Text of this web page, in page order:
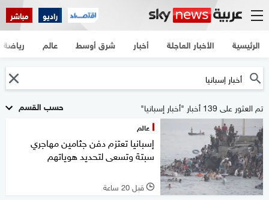
راديو مباشر
الرئيسية الأخبار العاجلة أخبار شرق أوسط عالم رياضة
حسب القسم تم العثور على 139 أخبار "أخبار إسبانيا"
عالم
إسبانيا تعتزم دفن جثامين مهاجري
سبتة وتسعى لتحديد هوياتهم
l قبل 20 ساعة